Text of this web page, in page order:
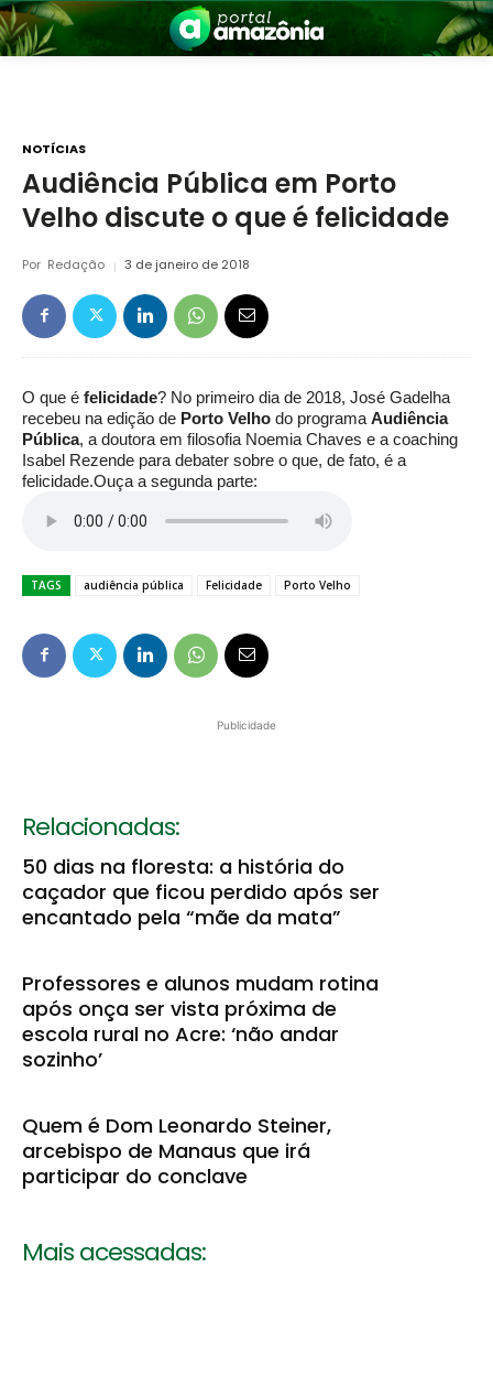
Amazônia
NOTÍCIAS
Audiência Pública em Porto
Velho discute o que é felicidade
Por Redação 3 de janeiro de 2018
O que é felicidade? No primeiro dia de 2018, José Gadelha
recebeu na edição de Porto Velho do programa Audiência
Pública, a doutora em filosofia Noemia Chaves e a coaching
Isabel Rezende para debater sobre o que, de fato, é a
felicidade.Ouça a segunda parte:
TAGS audiência pública Felicidade Porto Velho
Publicidade
Relacionadas:
50 dias na floresta: a história do
caçador que ficou perdido após ser
encantado pela “mãe da mata”
Professores e alunos mudam rotina
após onça ser vista próxima de
escola rural no Acre: ‘não andar
sozinho’
Quem é Dom Leonardo Steiner,
arcebispo de Manaus que irá
participar do conclave
Mais acessadas: